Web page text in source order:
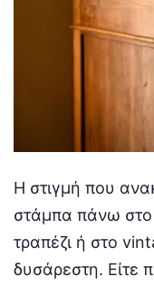
Η στιγμή που
στάμπα πάνω
τραπέζι ή στο
δυσάρεστη. Είτε